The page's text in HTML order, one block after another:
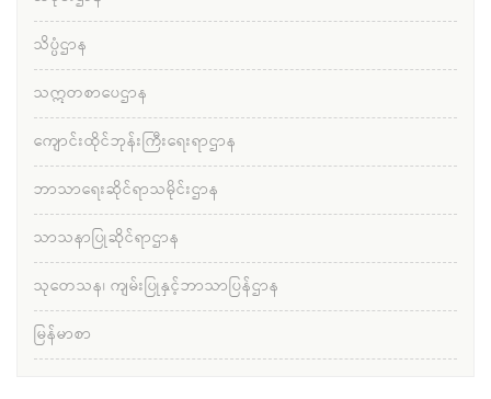
သိပ္ပံဌာန
သဣတစာပေဌာန
ကျောင်းထိုင်ဘုန်းကြီးရေးရာဌာန
ဘာသာရေးဆိုင်ရာသမိုင်းဌာန
သာသနာပြုဆိုင်ရာဌာန
သုတေသန၊ ကျမ်းပြုနှင့်ဘာသာပြန်ဌာန
မြန်မာစာ